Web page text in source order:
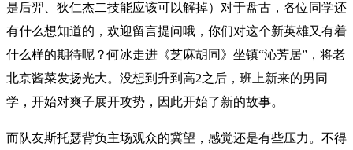
是后羿、狄仁杰二技能应该可以解掉）对于盘古，各位同学还
有什么想知道的，欢迎留言提问哦，你们对这个新英雄又有着
什么样的期待呢？何冰走进《芝麻胡同》坐镇“沁芳居”，将老
北京酱菜发扬光大。没想到升到高2之后，班上新来的男同
学，开始对爽子展开攻势，因此开始了新的故事。
而队友斯托瑟背负主场观众的冀望，感觉还是有些压力。不得